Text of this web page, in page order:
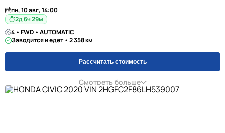
пн, 10 авг, 14:00
2д 6ч 29м
4 • FWD • AUTOMATIC
Заводится и едет • 2 358 км
Рассчитать стоимость
Смотреть больше